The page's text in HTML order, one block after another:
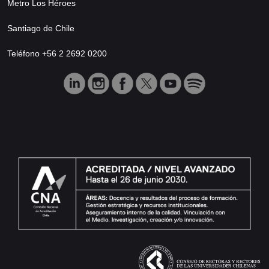
Metro Los Héroes
Santiago de Chile
Teléfono +56 2 2692 0200